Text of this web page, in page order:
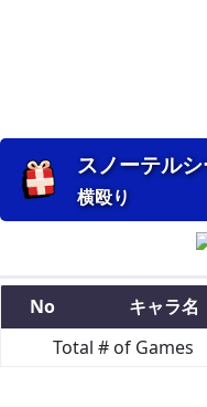
スノーテル
横殴り
No キャラ名
Total # of Games